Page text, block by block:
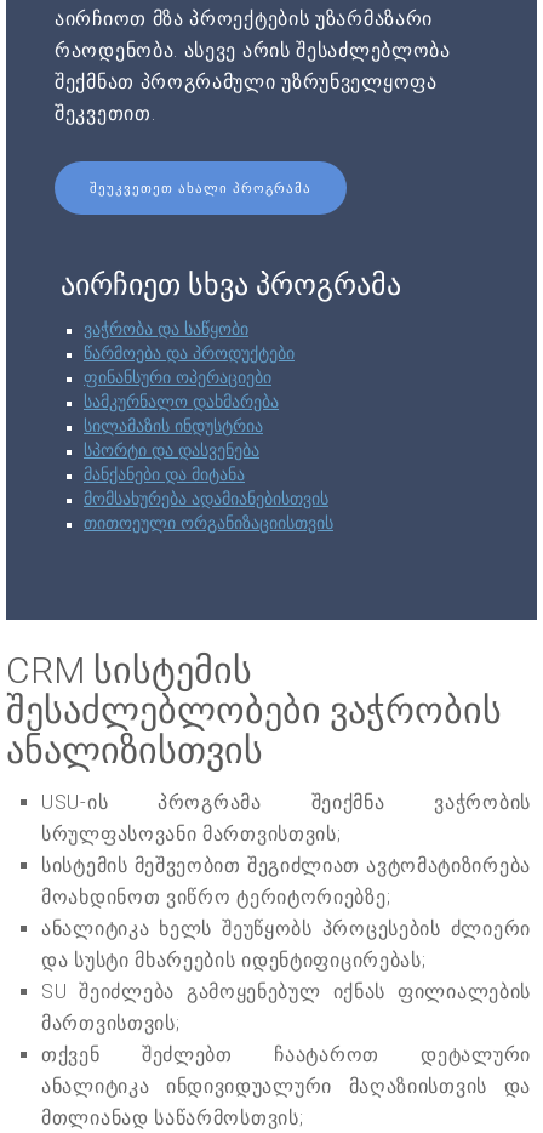
აირჩიოთ მზა პროექტების უზარმაზარი
რაოდენობა. ასევე არის შესაძლებლობა
შექმნათ პროგრამული უზრუნველყოფა
შეკვეთით.
ᲨᲔᲣᲙᲕᲔᲗᲔᲗ ᲐᲮᲐᲚᲘ ᲞᲠᲝᲒᲠᲐᲛᲐ
აირჩიეთ სხვა პროგრამა
ვაჭრობა და საწყობი
წარმოება და პროდუქტები
ფინანსური ოპერაციები
სამკურნალო დახმარება
სილამაზის ინდუსტრია
სპორტი და დასვენება
მანქანები და მიტანა
მომსახურება ადამიანებისთვის
თითოეული ორგანიზაციისთვის
CRM სისტემის
შესაძლებლობები ვაჭრობის
ანალიზისთვის
USU-ის პროგრამა შეიქმნა ვაჭრობის
სრულფასოვანი მართვისთვის;
სისტემის მეშვეობით შეგიძლიათ ავტომატიზირება
მოახდინოთ ვიწრო ტერიტორიებზე;
ანალიტიკა ხელს შეუწყობს პროცესების ძლიერი
და სუსტი მხარეების იდენტიფიცირებას;
SU შეიძლება გამოყენებულ იქნას ფილიალების
მართვისთვის;
თქვენ შეძლებთ ჩაატაროთ დეტალური
ანალიტიკა ინდივიდუალური მაღაზიისთვის და
მთლიანად საწარმოსთვის;